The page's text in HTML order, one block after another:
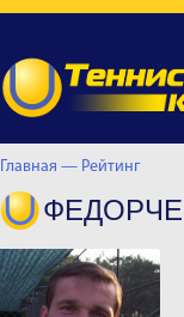
Главная — Рейтинг